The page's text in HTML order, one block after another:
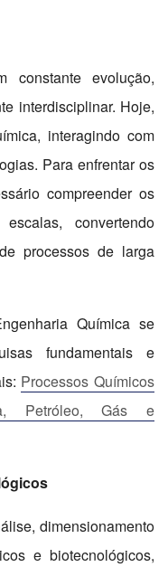
constante evolução,
interdisciplinar. Hoje,
interagindo com
Para enfrentar os
compreender os
convertendo
processos de larga
Química se
fundamentais e
Processos Químicos
Petróleo, Gás e
dimensionamento
e biotecnológicos,